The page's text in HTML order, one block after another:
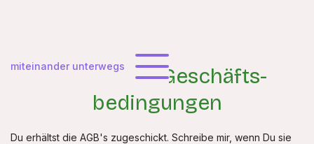
miteinander unterwegs
Allgemeine Geschäfts-
bedingungen
Du erhältst die AGB's zugeschickt. Schreibe mir, wenn Du sie